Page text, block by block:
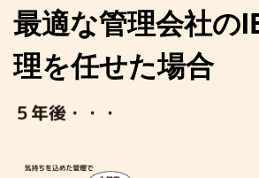
最適な管理会社の
理を任せた場合